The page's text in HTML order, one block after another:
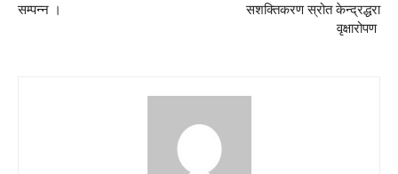
सम्पन्न ।
सशक्तिकरण स्रोत केन्द्रद्धरा
वृक्षारोपण